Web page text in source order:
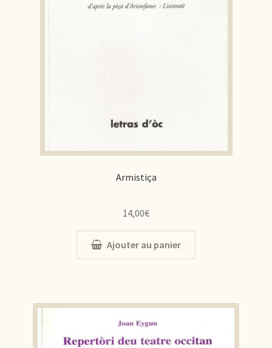
Armistiça
14,00€
Ajouter au panier